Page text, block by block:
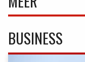
BUSINESS